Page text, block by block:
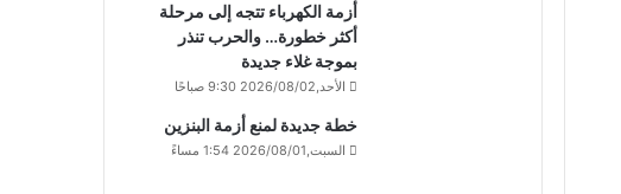
أزمة الكهرباء تتجه إلى مرحلة
أكثر خطورة… والحرب تنذر
بموجة غلاء جديدة
الأحد,2026/08/02 9:30 صباحًا
خطة جديدة لمنع أزمة البنزين
السبت,2026/08/01 1:54 مساءً